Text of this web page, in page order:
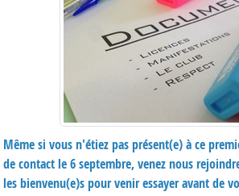
Même si vous n'étiez pas présent(e) à ce
de contact le 6 septembre, venez nous
les bienvenu(e)s pour venir essayer avant de